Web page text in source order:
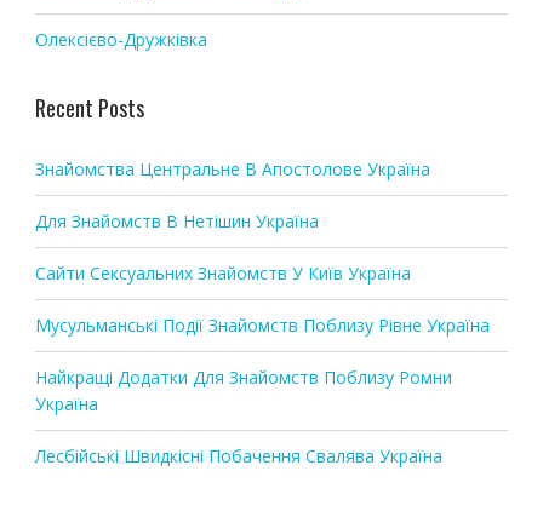
Олексієво-Дружківка
Recent Posts
Знайомства Центральне В Апостолове Україна
Для Знайомств В Нетішин Україна
Сайти Сексуальних Знайомств У Київ Україна
Мусульманські Події Знайомств Поблизу Рівне Україна
Найкращі Додатки Для Знайомств Поблизу Ромни
Україна
Лесбійські Швидкісні Побачення Свалява Україна